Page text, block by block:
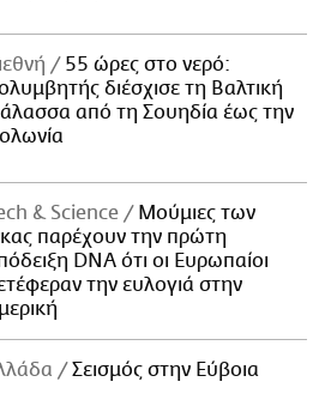
55 ώρες στο νερό:
διέσχισε τη Βαλτική
από τη Σουηδία έως την
& Science
Μούμιες των
παρέχουν την πρώτη
DNA ότι οι Ευρωπαίοι
την ευλογιά στην
Σεισμός στην Εύβοια